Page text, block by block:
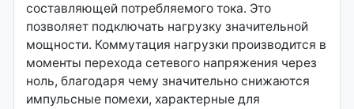
составляющей потребляемого тока. Это
позволяет подключать нагрузку значительной
мощности. Коммутация нагрузки производится в
моменты перехода сетевого напряжения через
ноль, благодаря чему значительно снижаются
импульсные помехи, характерные для